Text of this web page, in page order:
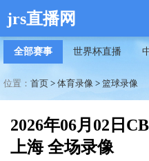
jrs直播网
全部赛事 世界杯直播
位置： 首页 > 体育录像 > 篮球录像
2026年06月02日
上海 全场录像